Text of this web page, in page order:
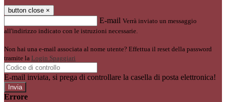
button close ×
E-mail Verrà inviato un messaggio
all'indirizzo indicato con le istruzioni necessarie.
Non hai una e-mail associata al nome utente? Effettua il reset della password
tramite la Login Spaggiari
E-mail inviata, si prega di controllare la casella di posta elettronica!
Errore